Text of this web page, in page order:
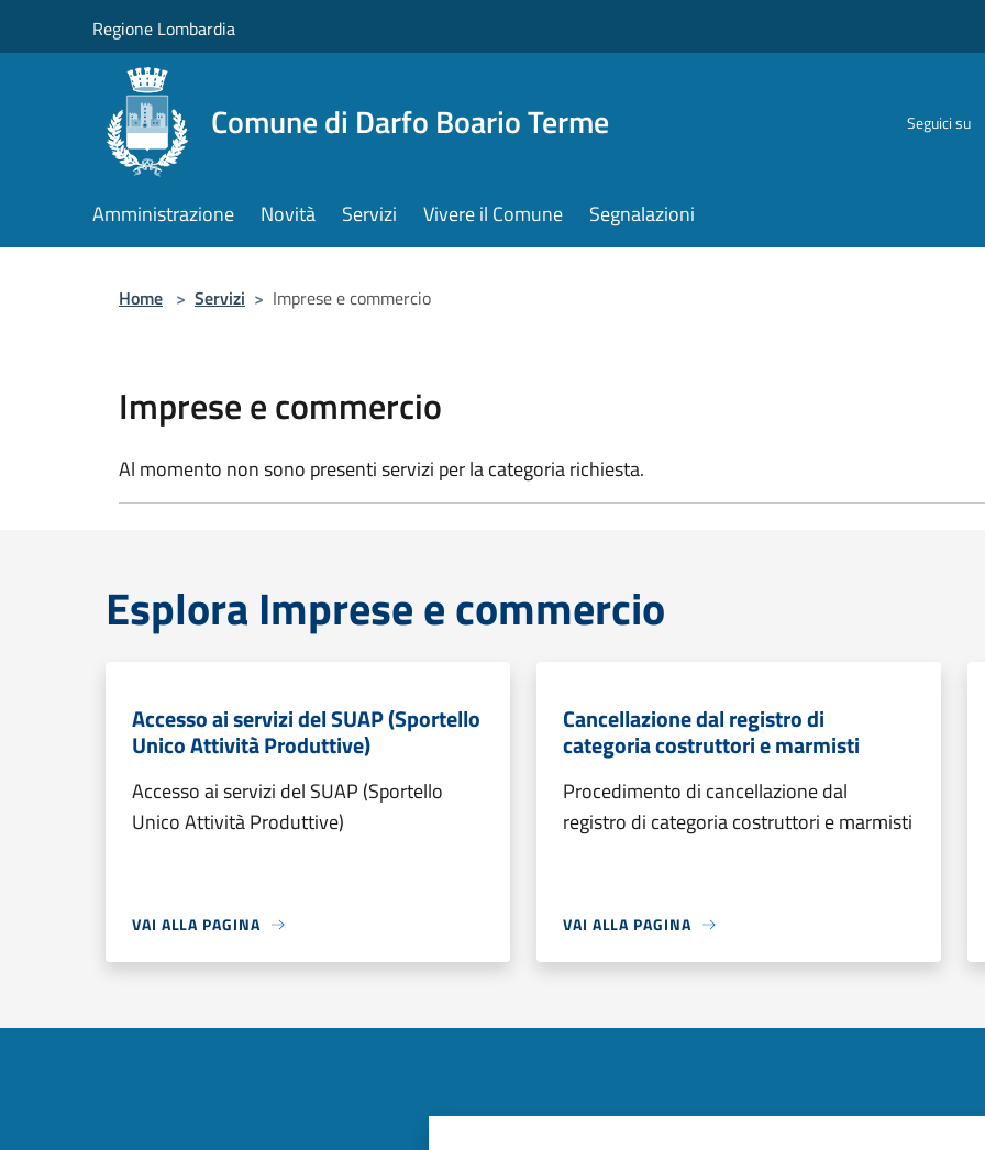
Regione Lombardia
Comune di Darfo Boario Terme Seguici su
Amministrazione Novità Servizi Vivere il Comune Segnalazioni
Home > Servizi > Imprese e commercio
Imprese e commercio
Al momento non sono presenti servizi per la categoria richiesta.
Esplora Imprese e commercio
Accesso ai servizi del SUAP (Sportello
Unico Attività Produttive)
Accesso ai servizi del SUAP (Sportello
Unico Attività Produttive)
VAI ALLA PAGINA
Cancellazione dal registro di
categoria costruttori e marmisti
Procedimento di cancellazione dal
registro di categoria costruttori e marmisti
VAI ALLA PAGINA